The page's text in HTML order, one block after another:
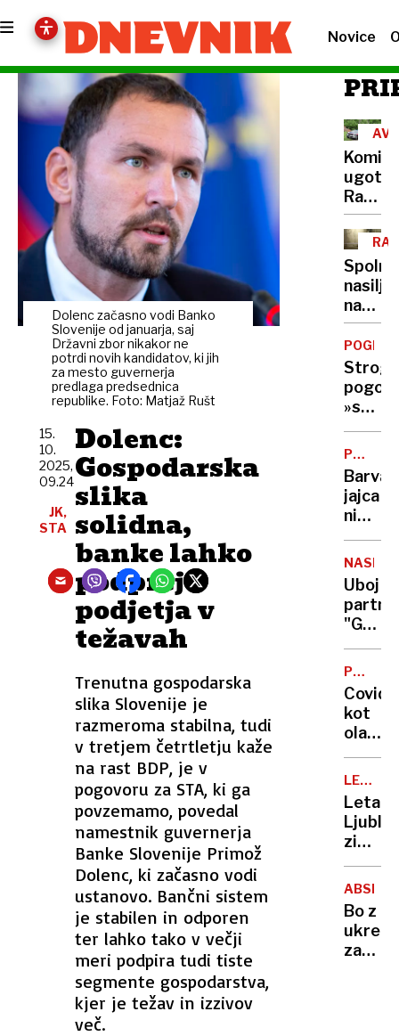
Novice
Dolenc začasno vodi Banko
Slovenije od januarja, saj
Državni zbor nikakor ne
potrdi novih kandidatov, ki jih
za mesto guvernerja
predlaga predsednica
republike. Foto: Matjaž Rušt
Dolenc:
Gospodarska
slika
solidna,
banke lahko
podprejo
podjetja v
težavah
Trenutna gospodarska
slika Slovenije je
razmeroma stabilna, tudi
v tretjem četrtletju kaže
na rast BDP, je v
pogovoru za STA, ki ga
povzemamo, povedal
namestnik guvernerja
Banke Slovenije Primož
Dolenc, ki začasno vodi
ustanovo. Bančni sistem
je stabilen in odporen
ter lahko tako v večji
meri podpira tudi tiste
segmente gospodarstva,
kjer je težav in izzivov
več.
15.
10.
2025,
09.24
JK,
STA
Racija
na
je
bila
Spolno
nasilje
nad
otroki:
Vse
več
zlorab
v
jih je
Strogi
pogoji,
zakon?
Vse,
kar
vedeti
o
o
KOTIČEK
Barva
jajca
ni
glede
šteje
samo
ena
stvar
(in
to ni
lupina)
NASILJE
Uboj
"Grozil
je,
da
mi
bo
izrezal
iz
ZLORAB
Covid
kot
pri
zlorab
otrok
zimski
vozni
red
in tri
nove
Bo z
ukrepi
za